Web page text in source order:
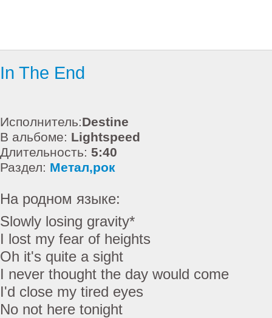
In The End
Исполнитель:Destine
В альбоме: Lightspeed
Длительность: 5:40
Раздел: Метал,рок
На родном языке:
Slowly losing gravity*
I lost my fear of heights
Oh it's quite a sight
I never thought the day would come
I'd close my tired eyes
No not here tonight